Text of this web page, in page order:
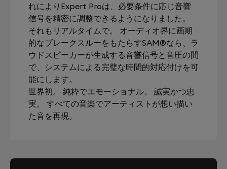
れによりExpert Proは、必要条件に応じ音響
信号を精密に調整できるようになりました。
それもリアルタイムで。 オーディオ界に画期
的なブレークスルーをもたらすSAM®なら、ラ
ウドスピーカーが生成する音響信号と音圧の間
で、システムによる完璧な時間的対応付けを可
能にします。
世界初。 純粋でエモーショナル。 誠実かつ忠
実。 すべての音楽でアーティストが想い描い
た音を再現。